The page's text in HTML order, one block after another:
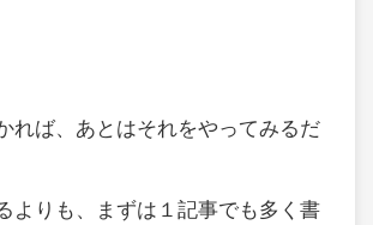
れば、あとはそれをやってみるだ
よりも、まずは１記事でも多く書